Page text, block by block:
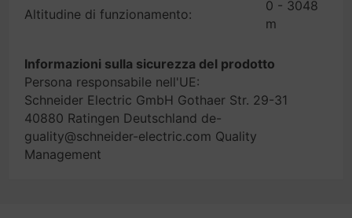
Altitudine di funzionamento:
0 - 3048
m
Informazioni sulla sicurezza del prodotto
Persona responsabile nell'UE:
Schneider Electric GmbH Gothaer Str. 29-31
40880 Ratingen Deutschland de-
guality@schneider-electric.com Quality
Management